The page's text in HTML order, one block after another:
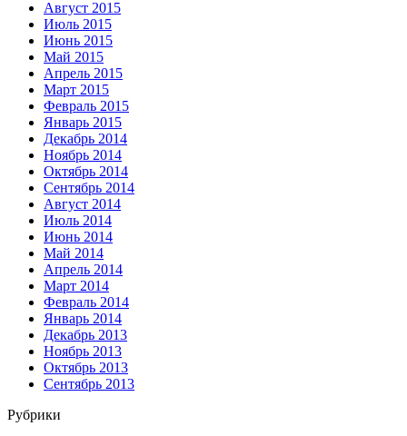
Август 2015
Июль 2015
Июнь 2015
Май 2015
Апрель 2015
Март 2015
Февраль 2015
Январь 2015
Декабрь 2014
Ноябрь 2014
Октябрь 2014
Сентябрь 2014
Август 2014
Июль 2014
Июнь 2014
Май 2014
Апрель 2014
Март 2014
Февраль 2014
Январь 2014
Декабрь 2013
Ноябрь 2013
Октябрь 2013
Сентябрь 2013
Рубрики